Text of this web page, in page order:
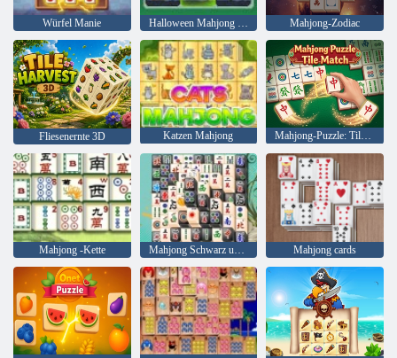
Würfel Manie Mahjong-Zodiac
Fliesenernte 3D Katzen Mahjong Mahjong-Puzzle: Tile Match
Mahjong -Kette Mahjong Schwarz und Weiß Mahjong cards